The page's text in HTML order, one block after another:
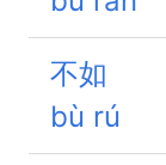
不如
bù rú